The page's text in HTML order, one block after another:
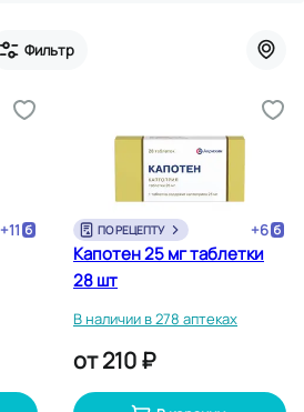
Фильтр
+11 ПО РЕЦЕПТУ +6
Капотен 25 мг таблетки
28 шт
В наличии в 278 аптеках
от210 ₽